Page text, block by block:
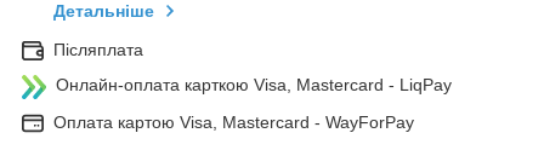
Детальніше
Післяплата
Онлайн-оплата карткою Visa, Mastercard - LiqPay
Оплата картою Visa, Mastercard - WayForPay